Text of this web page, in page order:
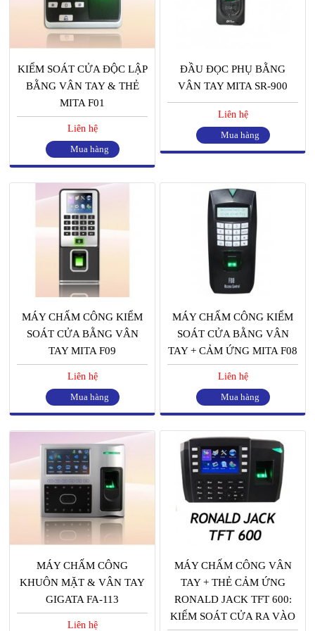
KIỂM SOÁT CỬA ĐỘC LẬP
BẰNG VÂN TAY & THẺ
MITA F01
Liên hệ
Mua hàng
ĐẦU ĐỌC PHỤ BẰNG
VÂN TAY MITA SR-900
Liên hệ
Mua hàng
MÁY CHẤM CÔNG KIỂM
SOÁT CỬA BẰNG VÂN
TAY MITA F09
Liên hệ
Mua hàng
MÁY CHẤM CÔNG KIỂM
SOÁT CỬA BẰNG VÂN
TAY + CẢM ỨNG MITA F08
Liên hệ
Mua hàng
MÁY CHẤM CÔNG
KHUÔN MẶT & VÂN TAY
GIGATA FA-113
Liên hệ
MÁY CHẤM CÔNG VÂN
TAY + THẺ CẢM ỨNG
RONALD JACK TFT 600:
KIỂM SOÁT CỬA RA VÀO